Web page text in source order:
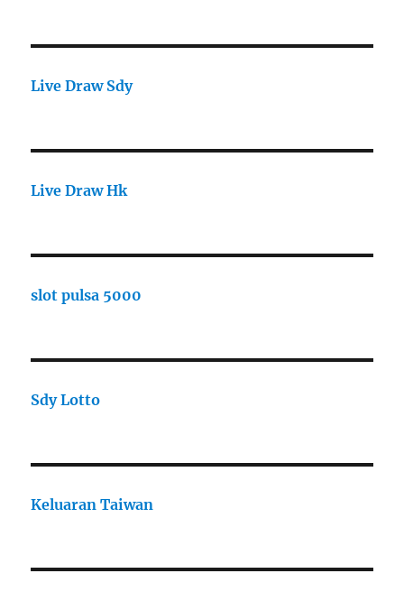
Live Draw Sdy
Live Draw Hk
slot pulsa 5000
Sdy Lotto
Keluaran Taiwan